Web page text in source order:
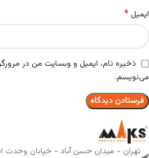
ایمیل*
ذخیره نام، ایمیل و وبسایت من در
می‌نویسم.
تهران - میدان حسن آباد - خیابان